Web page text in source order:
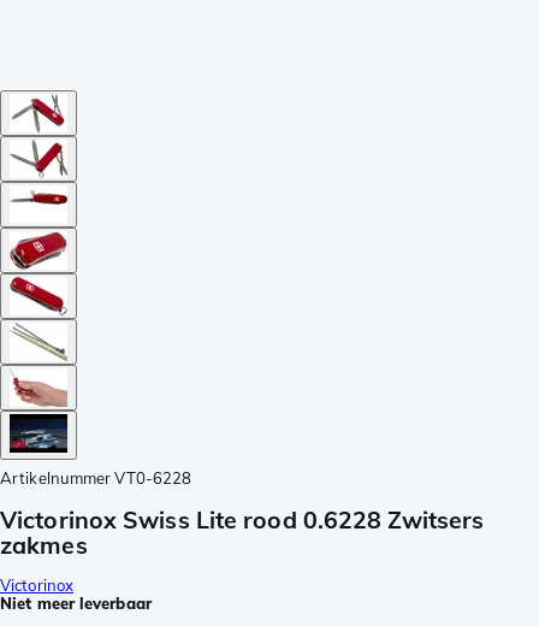
Artikelnummer VT0-6228
Victorinox Swiss Lite rood 0.6228 Zwitsers
zakmes
Victorinox
Niet meer leverbaar